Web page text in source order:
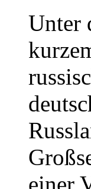
Unter
einer